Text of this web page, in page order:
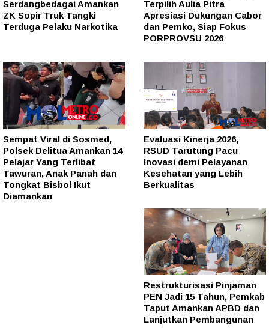
Serdangbedagai Amankan
ZK Sopir Truk Tangki
Terduga Pelaku Narkotika
Terpilih Aulia Pitra
Apresiasi Dukungan Cabor
dan Pemko, Siap Fokus
PORPROVSU 2026
Sempat Viral di Sosmed,
Polsek Delitua Amankan 14
Pelajar Yang Terlibat
Tawuran, Anak Panah dan
Tongkat Bisbol Ikut
Diamankan
Evaluasi Kinerja 2026,
RSUD Tarutung Pacu
Inovasi demi Pelayanan
Kesehatan yang Lebih
Berkualitas
Restrukturisasi Pinjaman
PEN Jadi 15 Tahun, Pemkab
Taput Amankan APBD dan
Lanjutkan Pembangunan